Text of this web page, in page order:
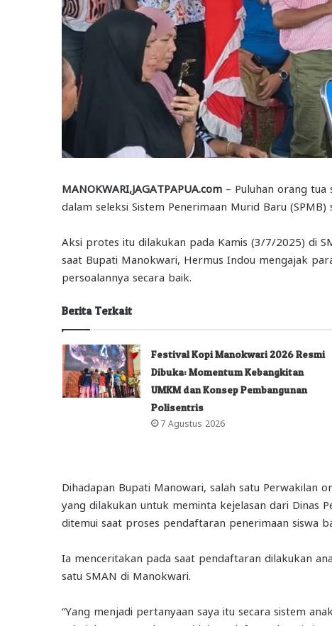
MANOKWARI,JAGATPAPUA.com – Puluhan orang
dalam seleksi Sistem Penerimaan Murid Baru
Aksi protes itu dilakukan pada Kamis (3/7/2025) di
saat Bupati Manokwari, Hermus Indou mengajak
persoalannya secara baik.
Berita Terkait
Festival Kopi Manokwari 2026 Resmi
Dibuka: Momentum Kebangkitan
UMKM dan Konsep Pembangunan
Polisentris
7 Agustus 2026
Dihadapan Bupati Manowari, salah satu Perwakilan
yang dilakukan untuk meminta kejelasan dari Dinas
ditemui saat proses pendaftaran penerimaan siswa
Ia menceritakan pada saat pendaftaran dilakukan
satu SMAN di Manokwari.
“Yang menjadi pertanyaan saya itu secara sistem